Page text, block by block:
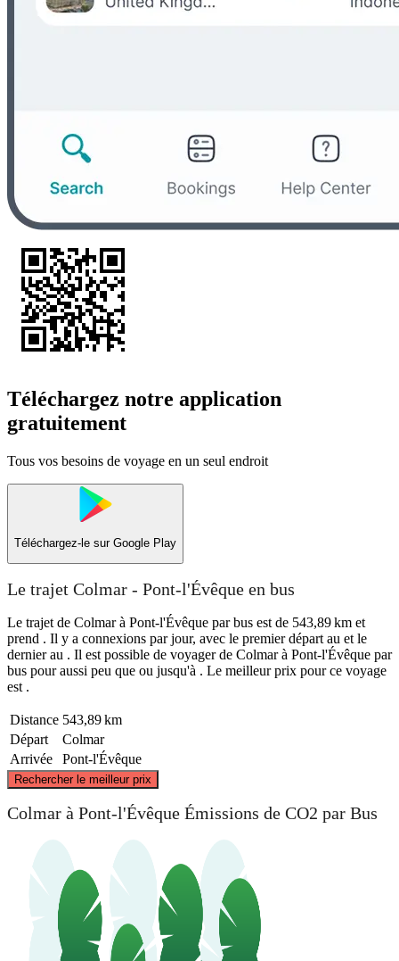
Téléchargez notre application
gratuitement
Tous vos besoins de voyage en un seul endroit
Téléchargez-le sur Google Play
Le trajet Colmar - Pont-l'Évêque en bus
Le trajet de Colmar à Pont-l'Évêque par bus est de 543,89 km et
prend . Il y a connexions par jour, avec le premier départ au et le
dernier au . Il est possible de voyager de Colmar à Pont-l'Évêque par
bus pour aussi peu que ou jusqu'à . Le meilleur prix pour ce voyage
est .
Distance 543,89 km
Départ
Colmar
Arrivée
Pont-l'Évêque
Rechercher le meilleur prix
Pont-l'Évêque
Colmar à Pont-l'Évêque Émissions de CO2 par Bus